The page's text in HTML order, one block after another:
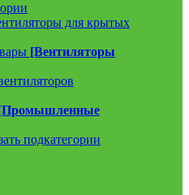
для крытых
[Вентиляторы
подкатегории